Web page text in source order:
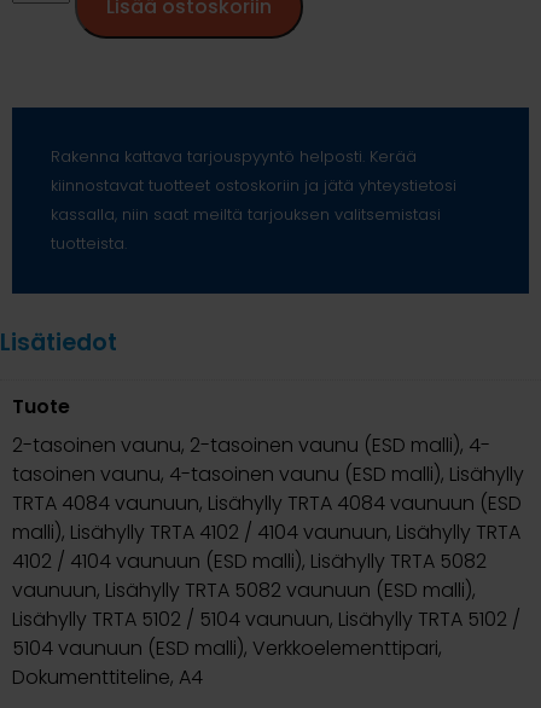
Lisää ostoskoriin
Rakenna kattava tarjouspyyntö helposti. Kerää
kiinnostavat tuotteet ostoskoriin ja jätä yhteystietosi
kassalla, niin saat meiltä tarjouksen valitsemistasi
tuotteista.
Lisätiedot
Tuote
2-tasoinen vaunu, 2-tasoinen vaunu (ESD malli), 4-
tasoinen vaunu, 4-tasoinen vaunu (ESD malli), Lisähylly
TRTA 4084 vaunuun, Lisähylly TRTA 4084 vaunuun (ESD
malli), Lisähylly TRTA 4102 / 4104 vaunuun, Lisähylly TRTA
4102 / 4104 vaunuun (ESD malli), Lisähylly TRTA 5082
vaunuun, Lisähylly TRTA 5082 vaunuun (ESD malli),
Lisähylly TRTA 5102 / 5104 vaunuun, Lisähylly TRTA 5102 /
5104 vaunuun (ESD malli), Verkkoelementtipari,
Dokumenttiteline, A4